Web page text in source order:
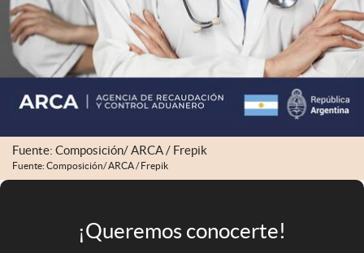
Mundial 2026
Eventos Corporativos
El Cronista Studio
Mediakit
Argentina
Fuente: Composición/ ARCA / Frepik
Fuente: Composición/ ARCA / Frepik
¡Queremos conocerte!